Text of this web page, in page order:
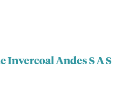
Invercoal Andes S A S